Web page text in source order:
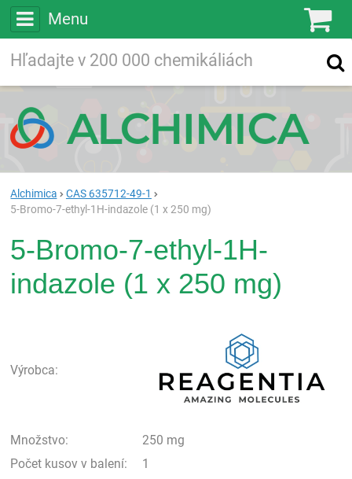
Menu
Vyhľadávanie
Alchimica
CAS 635712-49-1
5-Bromo-7-ethyl-1H-indazole (1 x 250 mg)
5-Bromo-7-ethyl-1H-
indazole (1 x 250 mg)
Výrobca:
Množstvo:
250 mg
Počet kusov v balení:
1